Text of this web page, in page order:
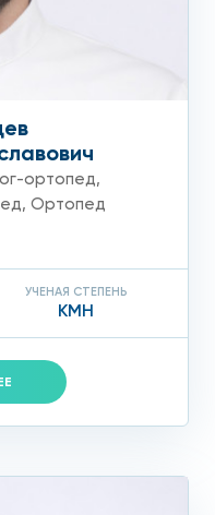
ортопед,
, Ортопед
УЧЕНАЯ СТЕПЕНЬ
КМН